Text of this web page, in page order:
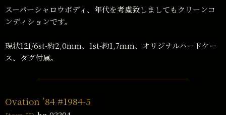
スーパーシャロウボディ、年代を考慮致しましてもクリーンコ
ンディションです。
現状12f/6st-約2,0mm、1st-約1,7mm、オリジナルハードケー
ス、タグ付属。
Ovation ’84 #1984-5